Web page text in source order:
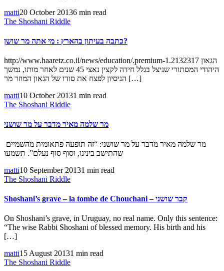
matti20 October 20136 min read
The Shoshani Riddle
כתבה בעיתון בהארץ : מי אתה מר שושן?
http://www.haaretz.co.il/news/education/.premium-1.2132317 הגאון
היהודי המסתורי שניצל בגלל חידה לקצין נאצי 45 שנים לאחר מותו, נמשך
הניסיון לפצח את סודו של הגאון המוזר מר […]
matti10 October 20131 min read
The Shoshani Riddle
מר שלמה מאיר מדבר על מר שושני
matti10 September 20131 min read
The Shoshani Riddle
Shoshani’s grave – la tombe de Chouchani – קבר שושני
On Shoshani’s grave, in Uruguay, no real name. Only this sentence:
“The wise Rabbi Shoshani of blessed memory. His birth and his
[…]
matti15 August 20131 min read
The Shoshani Riddle